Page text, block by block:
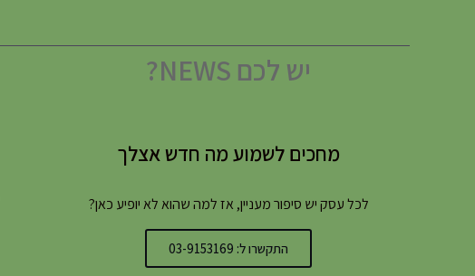
יש לכם NEWS?
מחכים לשמוע מה חדש אצלך
לכל עסק יש סיפור מעניין, אז למה שהוא לא יופיע כאן?
התקשרו ל: 03-9153169